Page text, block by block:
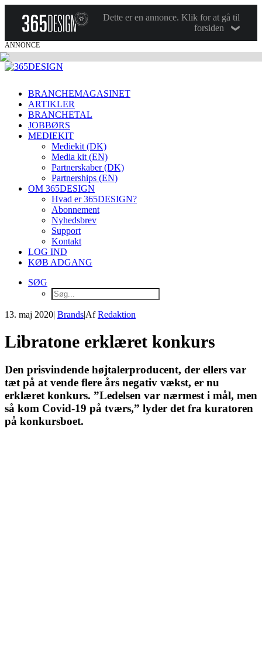
Dette er en annonce. Klik for at gå til
forsiden
ANNONCE
BRANCHEMAGASINET
ARTIKLER
BRANCHETAL
JOBBØRS
MEDIEKIT
Mediekit (DK)
Media kit (EN)
Partnerskaber (DK)
Partnerships (EN)
OM 365DESIGN
Hvad er 365DESIGN?
Abonnement
Nyhedsbrev
Support
Kontakt
LOG IND
KØB ADGANG
SØG
13. maj 2020| Brands|AfRedaktion
Libratone erklæret konkurs
Den prisvindende højtalerproducent, der ellers var
tæt på at vende flere års negativ vækst, er nu
erklæret konkurs. ”Ledelsen var nærmest i mål, men
så kom Covid-19 på tværs,” lyder det fra kuratoren
på konkursboet.